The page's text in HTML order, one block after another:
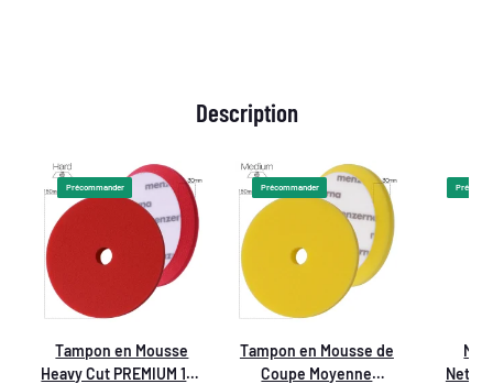
Description
Précommander
Tampon en Mousse
Heavy Cut PREMIUM 150
Précommander
Tampon en Mousse de
Coupe Moyenne